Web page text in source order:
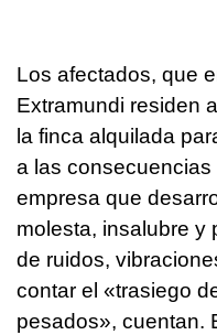
Los afectados, que
Extramundi residen
la finca alquilada
a las
empresa que
molesta, insalubre y
de ruidos,
contar el «trasiego
pesados», cuentan.